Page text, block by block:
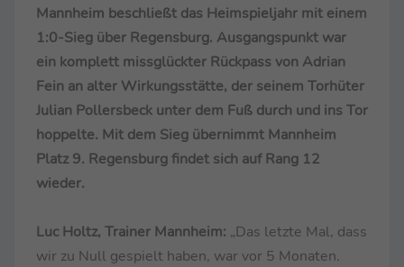
Mannheim beschließt das Heimspieljahr mit einem
1:0-Sieg über Regensburg. Ausgangspunkt war
ein komplett missglückter Rückpass von Adrian
Fein an alter Wirkungsstätte, der seinem Torhüter
Julian Pollersbeck unter dem Fuß durch und ins Tor
hoppelte. Mit dem Sieg übernimmt Mannheim
Platz 9. Regensburg findet sich auf Rang 12
wieder.
Luc Holtz, Trainer Mannheim: „Das letzte Mal, dass
wir zu Null gespielt haben, war vor 5 Monaten.